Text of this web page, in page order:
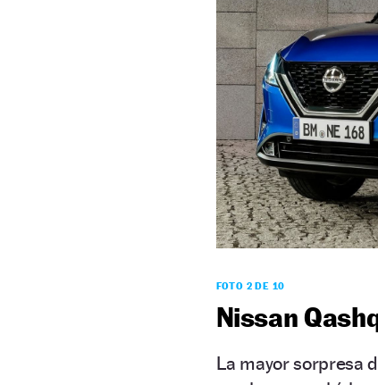
FOTO 2 DE 10
Nissan
La mayor sorpresa